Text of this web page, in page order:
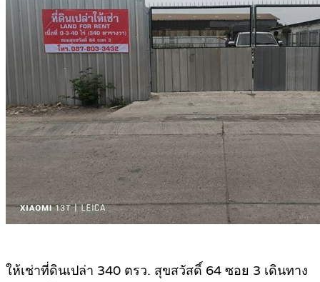
ให้เช่าที่ดินเปล่า 340 ตรว. สุขสวัสดิ์ 64 ซอย 3 เดินทาง